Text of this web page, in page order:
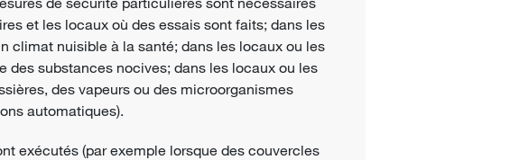
et les locaux où des essais sont faits; dans les
climat nuisible à la santé; dans les locaux ou les
des substances nocives; dans les locaux ou les
des vapeurs ou des microorganismes
automatiques).
exécutés (par exemple lorsque des couvercles